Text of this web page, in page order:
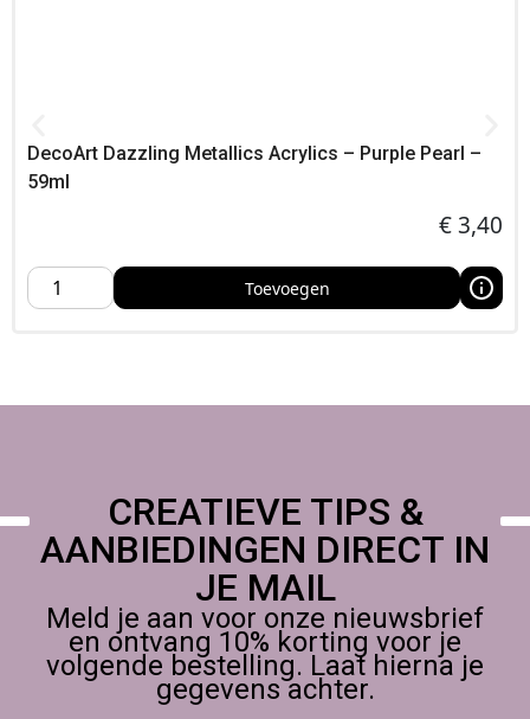
DecoArt Dazzling Metallics Acrylics – Purple Pearl –
59ml
€3,40
Toevoegen
CREATIEVE TIPS &
AANBIEDINGEN DIRECT IN
JE MAIL
Meld je aan voor onze nieuwsbrief
en ontvang 10% korting voor je
volgende bestelling. Laat hierna je
gegevens achter.